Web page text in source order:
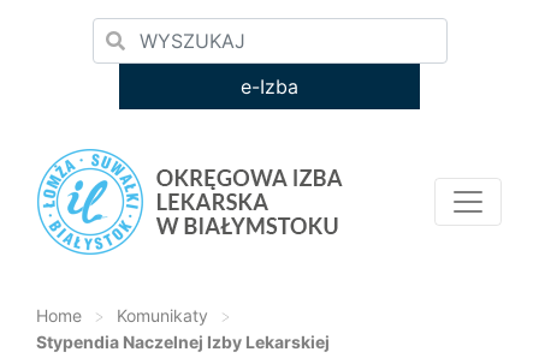
e-Izba
Home > Komunikaty
>
Stypendia Naczelnej Izby Lekarskiej